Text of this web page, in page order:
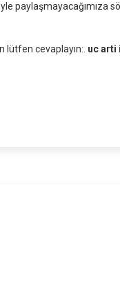
paylaşmayacağımıza
cevaplayın:. uc arti